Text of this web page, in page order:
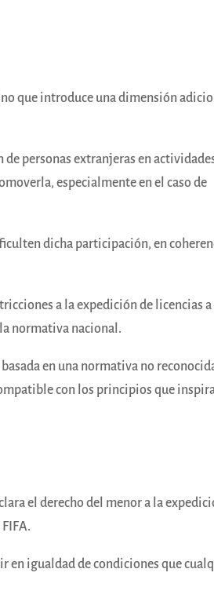
que introduce una dimensión
personas extranjeras en
especialmente en el caso de
dicha participación, en
a la expedición de licencias a
normativa nacional.
en una normativa no
con los principios que
el derecho del menor a la
en igualdad de condiciones que